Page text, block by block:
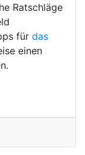
Ratschläge
für das
einen